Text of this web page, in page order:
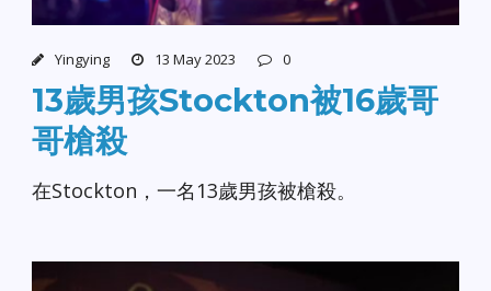
Yingying 13 May 2023 0
13歲男孩Stockton被16歲哥
哥槍殺
在Stockton，一名13歲男孩被槍殺。